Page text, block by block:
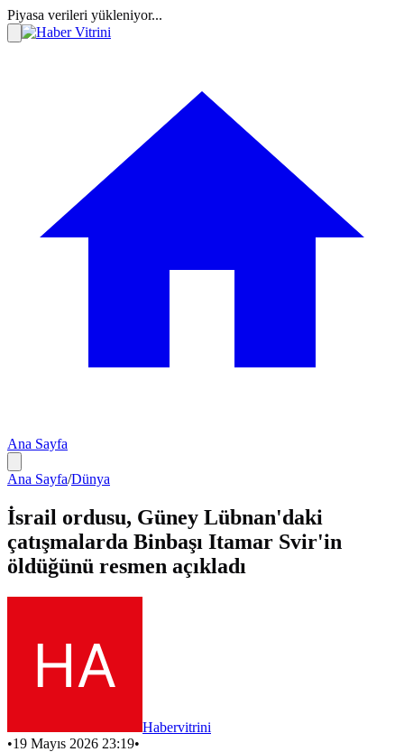
Piyasa verileri yükleniyor...
Ana Sayfa
Ana Sayfa/Dünya
İsrail ordusu, Güney Lübnan'daki
çatışmalarda Binbaşı Itamar Svir'in
öldüğünü resmen açıkladı
Habervitrini
•19 Mayıs 2026 23:19•